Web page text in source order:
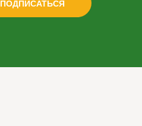
ПОДПИСАТЬСЯ